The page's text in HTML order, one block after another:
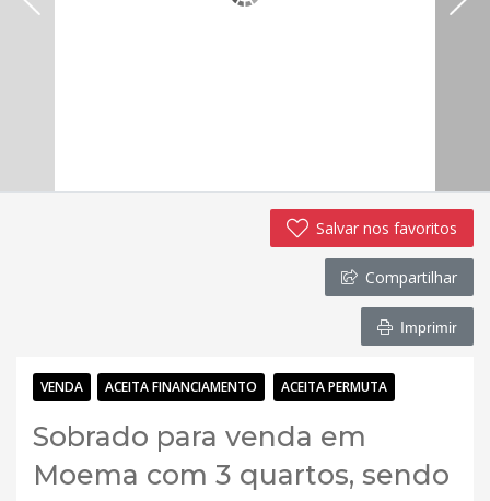
Salvar nos favoritos
Compartilhar
Imprimir
VENDA ACEITA FINANCIAMENTO ACEITA PERMUTA
Sobrado para venda em
Moema com 3 quartos, sendo